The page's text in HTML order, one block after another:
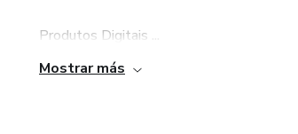
Produtos Digitais ...
Mostrar más